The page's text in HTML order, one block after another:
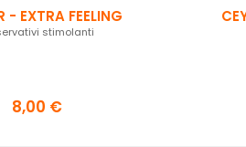
- EXTRA FEELING
stimolanti
8,00 €